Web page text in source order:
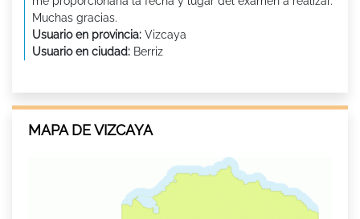
Muchas gracias.
Usuario en provincia: Vizcaya
Usuario en ciudad: Berriz
MAPA DE VIZCAYA